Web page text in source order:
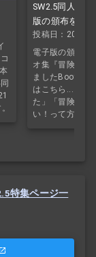
SW2.5同人シ
版の頒布を開
投稿日：2023/
電子版の頒布が
オ集『冒険者の
ましたBoothに
はこちら... 見出
た」「冒険者の
い！って方へ」
特集ページ一